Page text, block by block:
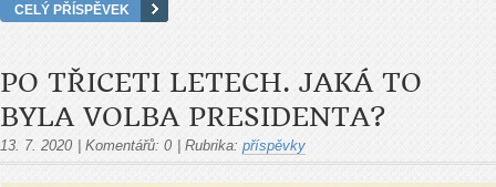
CELÝ PŘÍSPĚVEK
PO TŘICETI LETECH. JAKÁ TO
BYLA VOLBA PRESIDENTA?
13. 7. 2020 | Komentářů: 0 | Rubrika: příspěvky